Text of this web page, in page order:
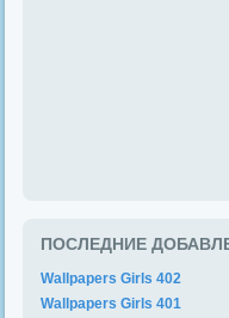
ПОСЛЕДНИЕ
Wallpapers Girls 402
Wallpapers Girls 401